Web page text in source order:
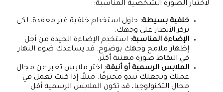
لاختيار الصورة الشخصية المناسبة:
خلفية بسيطة: حاول استخدام خلفية غير معقدة، لكي
تركز الأنظار على وجهك.
الإضاءة المناسبة: استخدم الإضاءة الجيدة من أجل
إظهار ملامح وجهك بوضوح. قد يساعدك ضوء النهار
في التقاط صورة مهنية أكثر.
الملابس الرسمية أو أنيقة: اختر ملابس تعبر عن مجال
عملك وتجعلك تبدو محترفًا. مثلاً، إذا كنت تعمل في
مجال التكنولوجيا، قد تكون الملابس الرسمية أقل